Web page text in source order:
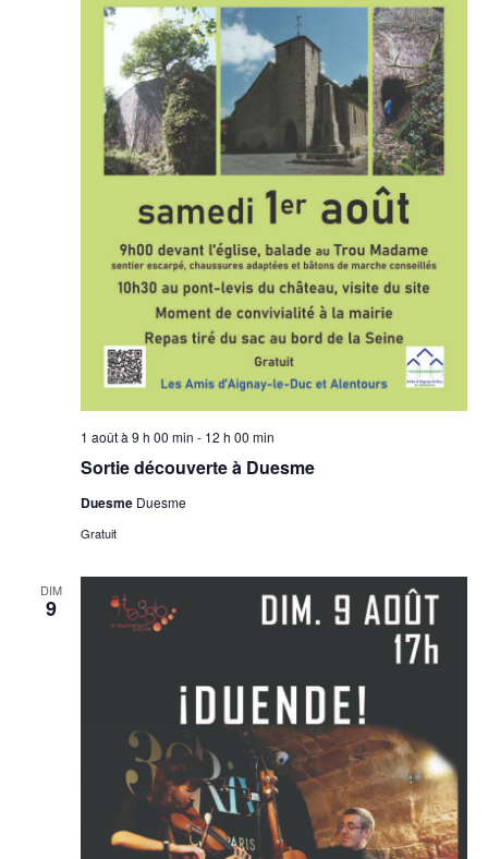
Sortie découverte à Duesme
1 août à 9 h 00 min - 12 h 00 min
Duesme Duesme
Gratuit
DIM
9